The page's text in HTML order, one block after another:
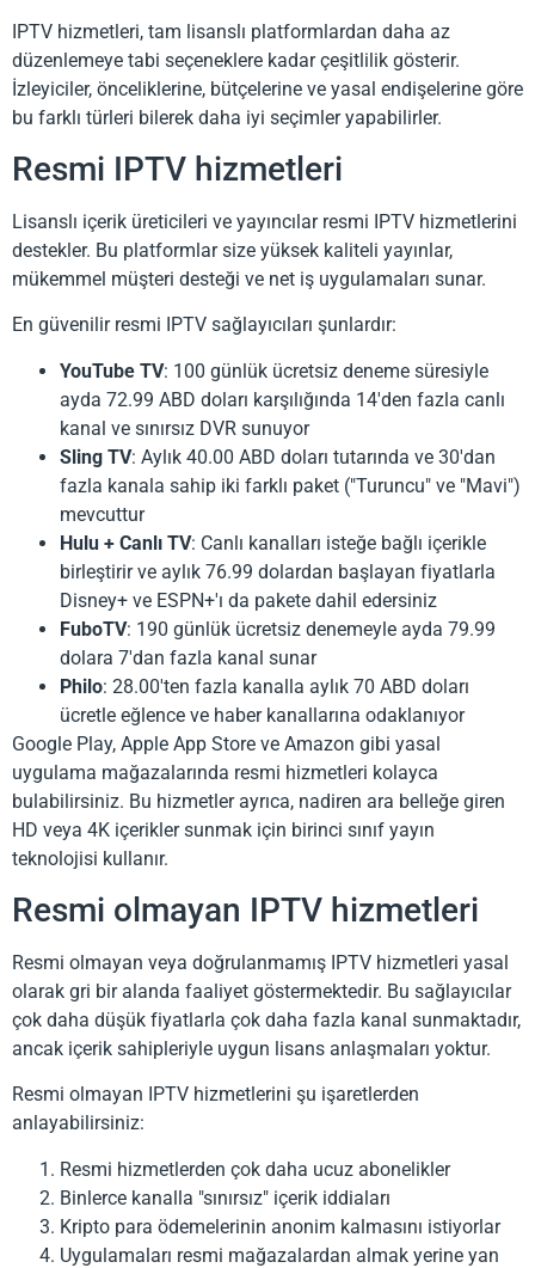
IPTV hizmetleri, tam lisanslı platformlardan daha az
düzenlemeye tabi seçeneklere kadar çeşitlilik gösterir.
İzleyiciler, önceliklerine, bütçelerine ve yasal endişelerine göre
bu farklı türleri bilerek daha iyi seçimler yapabilirler.
Resmi IPTV hizmetleri
Lisanslı içerik üreticileri ve yayıncılar resmi IPTV hizmetlerini
destekler. Bu platformlar size yüksek kaliteli yayınlar,
mükemmel müşteri desteği ve net iş uygulamaları sunar.
En güvenilir resmi IPTV sağlayıcıları şunlardır:
YouTube TV: 100 günlük ücretsiz deneme süresiyle
ayda 72.99 ABD doları karşılığında 14'den fazla canlı
kanal ve sınırsız DVR sunuyor
Sling TV: Aylık 40.00 ABD doları tutarında ve 30'dan
fazla kanala sahip iki farklı paket ("Turuncu" ve "Mavi")
mevcuttur
Hulu + Canlı TV: Canlı kanalları isteğe bağlı içerikle
birleştirir ve aylık 76.99 dolardan başlayan fiyatlarla
Disney+ ve ESPN+'ı da pakete dahil edersiniz
FuboTV: 190 günlük ücretsiz denemeyle ayda 79.99
dolara 7'dan fazla kanal sunar
Philo: 28.00'ten fazla kanalla aylık 70 ABD doları
ücretle eğlence ve haber kanallarına odaklanıyor
Google Play, Apple App Store ve Amazon gibi yasal
uygulama mağazalarında resmi hizmetleri kolayca
bulabilirsiniz. Bu hizmetler ayrıca, nadiren ara belleğe giren
HD veya 4K içerikler sunmak için birinci sınıf yayın
teknolojisi kullanır.
Resmi olmayan IPTV hizmetleri
Resmi olmayan veya doğrulanmamış IPTV hizmetleri yasal
olarak gri bir alanda faaliyet göstermektedir. Bu sağlayıcılar
çok daha düşük fiyatlarla çok daha fazla kanal sunmaktadır,
ancak içerik sahipleriyle uygun lisans anlaşmaları yoktur.
Resmi olmayan IPTV hizmetlerini şu işaretlerden
anlayabilirsiniz:
Resmi hizmetlerden çok daha ucuz abonelikler
Binlerce kanalla "sınırsız" içerik iddiaları
Kripto para ödemelerinin anonim kalmasını istiyorlar
Uygulamaları resmi mağazalardan almak yerine yan